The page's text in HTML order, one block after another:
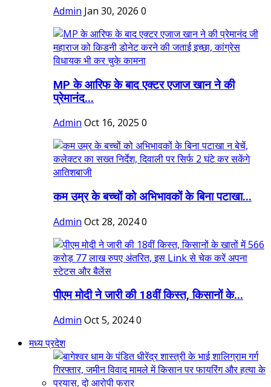
Admin Jan 30, 2026 0
MP के आरिफ के बाद एक्टर एजाज खान ने की
प्रेमानंद...
Admin Oct 16, 2025 0
कम उम्र के बच्चों को अभिभावकों के बिना पटाखा...
Admin Oct 28, 20240
पीएम मोदी ने जारी की 18वीं किस्त, किसानों के...
Admin Oct 5, 20240
मध्य प्रदेश